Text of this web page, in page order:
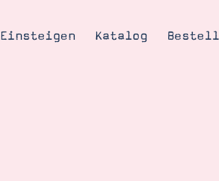
Einsteigen Katalog